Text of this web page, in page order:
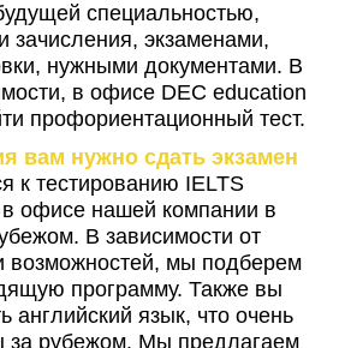
специальностью,
зачисления, экзаменами,
нужными документами. В
в офисе DEC education
профориентационный тест.
вам нужно сдать экзамен
к тестированию IELTS
офисе нашей компании в
В зависимости от
возможностей, мы подберем
программу. Также вы
английский язык, что очень
за рубежом. Мы предлагаем